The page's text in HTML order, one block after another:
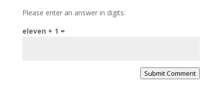
Please enter an answer in digits:
eleven + 1 =
Submit Comment